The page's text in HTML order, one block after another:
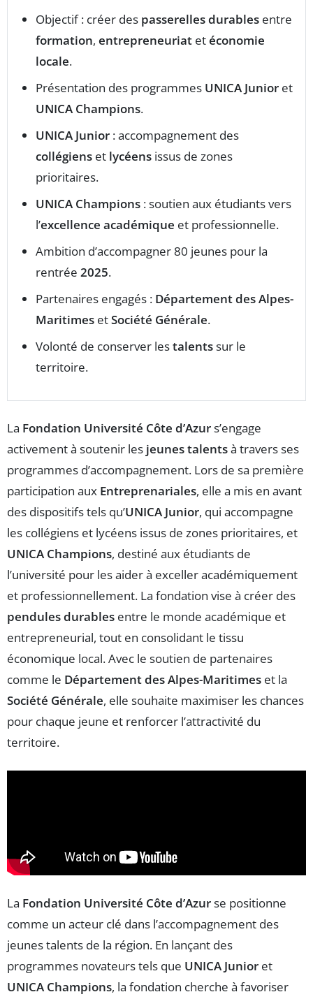
Objectif : créer des passerelles durables entre
formation, entrepreneuriat etéconomie
locale.
Présentation des programmes UNICA Junior et
UNICA Champions.
UNICA Junior : accompagnement des
collégiens et lycéens issus de zones
prioritaires.
UNICA Champions : soutien aux étudiants vers
l’excellence académique et professionnelle.
Ambition d’accompagner 80 jeunes pour la
rentrée 2025.
Partenaires engagés : Département des Alpes-
Maritimes etSociété Générale.
Volonté de conserver lestalentssur le
territoire.
La Fondation Université Côte d’Azurs’engage
activement à soutenir les jeunes talentsà travers ses
programmes d’accompagnement. Lors de sa première
participation aux Entreprenariales, elle a mis en avant
des dispositifs tels qu’UNICA Junior, qui accompagne
les collégiens et lycéens issus de zones prioritaires, et
UNICA Champions, destiné aux étudiants de
l’université pour les aider à exceller académiquement
et professionnellement. La fondation vise à créer des
pendules durables entre le monde académique et
entrepreneurial, tout en consolidant le tissu
économique local. Avec le soutien de partenaires
comme le Département des Alpes-Maritimes et la
Société Générale, elle souhaite maximiser les chances
pour chaque jeune et renforcer l’attractivité du
territoire.
La Fondation Université Côte d’Azurse positionne
comme un acteur clé dans l’accompagnement des
jeunes talents de la région. En lançant des
programmes novateurs tels que UNICA Junior et
UNICA Champions, la fondation cherche à favoriser